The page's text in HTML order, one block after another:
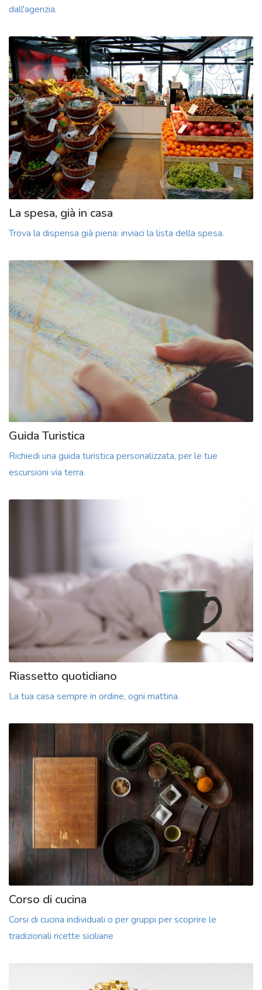
dall'agenzia.
La spesa, già in casa
Trova la dispensa già piena: inviaci la lista della spesa.
Guida Turistica
Richiedi una guida turistica personalizzata, per le tue
escursioni via terra.
Riassetto quotidiano
La tua casa sempre in ordine, ogni mattina.
Corso di cucina
Corsi di cucina individuali o per gruppi per scoprire le
tradizionali ricette siciliane